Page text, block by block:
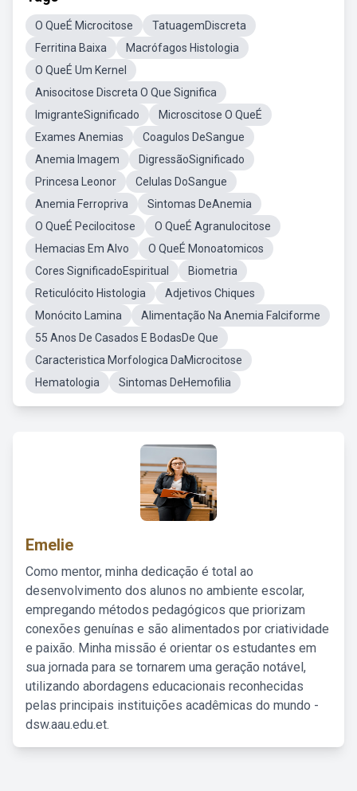
O QueÉ Microcitose
TatuagemDiscreta
Ferritina Baixa
Macrófagos Histologia
O QueÉ Um Kernel
Anisocitose Discreta O Que Significa
ImigranteSignificado
Microscitose O QueÉ
Exames Anemias
Coagulos DeSangue
Anemia Imagem
DigressãoSignificado
Princesa Leonor
Celulas DoSangue
Anemia Ferropriva
Sintomas DeAnemia
O QueÉ Pecilocitose
O QueÉ Agranulocitose
Hemacias Em Alvo
O QueÉ Monoatomicos
Cores SignificadoEspiritual
Biometria
Reticulócito Histologia
Adjetivos Chiques
Monócito Lamina
Alimentação Na Anemia Falciforme
55 Anos De Casados E BodasDe Que
Caracteristica Morfologica DaMicrocitose
Hematologia
Sintomas DeHemofilia
Emelie
Como mentor, minha dedicação é total ao
desenvolvimento dos alunos no ambiente escolar,
empregando métodos pedagógicos que priorizam
conexões genuínas e são alimentados por criatividade
e paixão. Minha missão é orientar os estudantes em
sua jornada para se tornarem uma geração notável,
utilizando abordagens educacionais reconhecidas
pelas principais instituições acadêmicas do mundo -
dsw.aau.edu.et.